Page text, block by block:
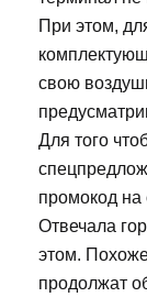
При этом,
свою
Для того
промокод на
Отвечала
этом.
продолжат